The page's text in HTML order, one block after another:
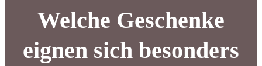
Welche Geschenke
eignen sich besonders